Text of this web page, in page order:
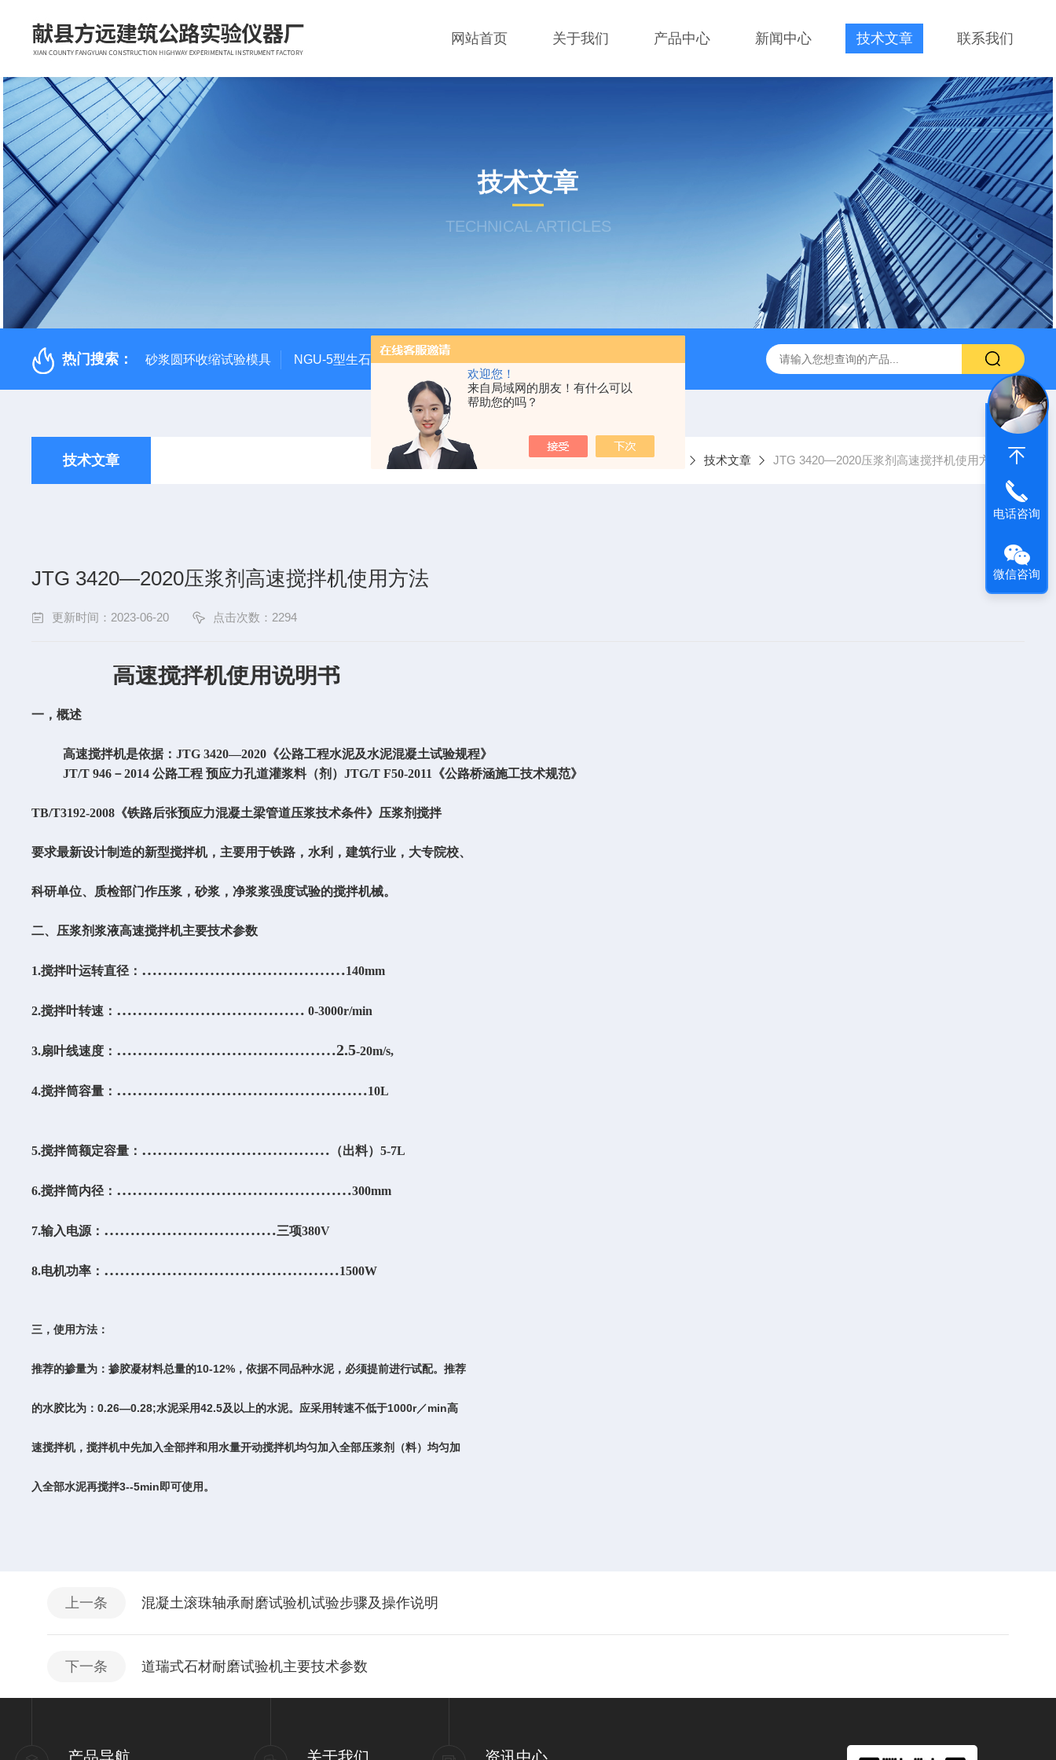
欢迎您！
来自局域网的朋友！有什么可以
帮助您的吗？
网站首页 关于我们 产品中心 新闻中心 技术文章 联系我们
技术文章
TECHNICAL ARTICLES
热门搜索： 砂浆圆环收缩试验模具 NGU-5型生石灰消化器（保温带盖消化器） *GB/T 50080-2016标准普通混凝土泌水率试验容量筒试验方法 生石灰浆渣测定仪
技术文章 当前位置： 技术文章 JTG 3420—2020压浆剂高速搅拌机使用方法
JTG 3420—2020压浆剂高速搅拌机使用方法
更新时间：2023-06-20 点击次数：2294
高速搅拌机使用说明书
一，概述
高速搅拌机是依据：JTG 3420—2020 《公路工程水泥及水泥混凝土试验规程》
JT/T 946 －2014公路工程 预应力孔道灌浆料（剂）JTG/T F50-2011 《公路桥涵施工技术规范》
TB/T3192-2008 《铁路后张预应力混凝土梁管道压浆技术条件》压浆剂搅拌
要求最新设计制造的新型搅拌机，主要用于铁路，水利，建筑行业，大专院校、
科研单位、质检部门作压浆，砂浆，净浆浆强度试验的搅拌机械。
二、压浆剂浆液高速搅拌机主要技术参数
1.搅拌叶运转直径： …………………………………140mm
2.搅拌叶转速： ……………………………… 0-3000r/min
3.扇叶线速度： ……………………………………2.5-20m/s,
4.搅拌筒容量： …………………………………………10L
5.搅拌筒额定容量： ……………………………… （出料）5-7L
6.搅拌筒内径： ………………………………………300mm
7.输入电源： ……………………………三项380V
8.电机功率： ………………………………………1500W
三，使用方法：
推荐的掺量为：掺胶凝材料总量的10-12% ，依据不同品种水泥，必须提前进行试配。推荐
的水胶比为：0.26—0.28;水泥采用42.5及以上的水泥。应采用转速不低于1000r／min高
速搅拌机，搅拌机中先加入全部拌和用水量开动搅拌机均匀加入全部压浆剂（料）均匀加
入全部水泥再搅拌3--5min即可使用。
上一条 混凝土滚珠轴承耐磨试验机试验步骤及操作说明
下一条 道瑞式石材耐磨试验机主要技术参数
电话咨询
微信咨询